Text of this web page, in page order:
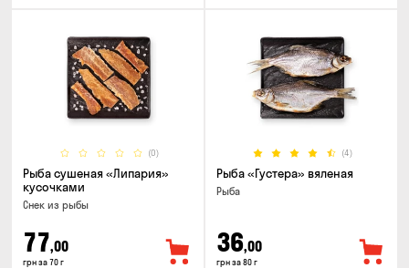
(0)
Рыба сушеная «Липария»
кусочками
Снек из рыбы
77,00
грн за 70 г
(4)
Рыба «Густера» вяленая
Рыба
36,00
грн за 80 г